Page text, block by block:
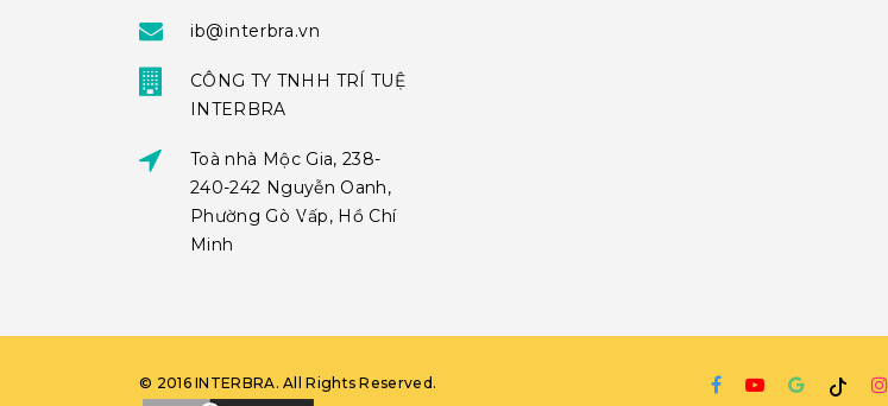
ib@interbra.vn
CÔNG TY TNHH TRÍ TUỆ
INTERBRA
Toà nhà Mộc Gia, 238-
240-242 Nguyễn Oanh,
Phường Gò Vấp, Hồ Chí
Minh
© 2016 INTERBRA. All Rights Reserved.